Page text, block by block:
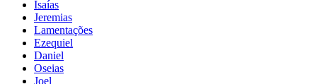
Isaías
Jeremias
Lamentações
Ezequiel
Daniel
Oseias
Joel